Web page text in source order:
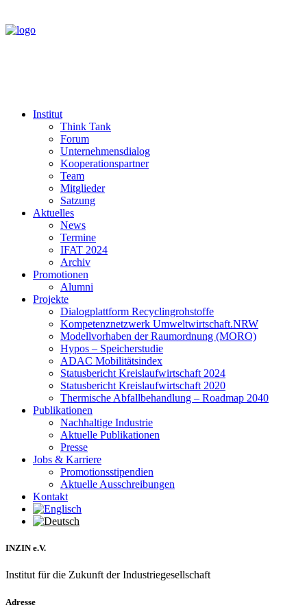
Institut
Think Tank
Forum
Unternehmensdialog
Kooperationspartner
Team
Mitglieder
Satzung
Aktuelles
News
Termine
IFAT 2024
Archiv
Promotionen
Alumni
Projekte
Dialogplattform Recyclingrohstoffe
Kompetenznetzwerk Umweltwirtschaft.NRW
Modellvorhaben der Raumordnung (MORO)
Hypos – Speicherstudie
ADAC Mobilitätsindex
Statusbericht Kreislaufwirtschaft 2024
Statusbericht Kreislaufwirtschaft 2020
Thermische Abfallbehandlung – Roadmap 2040
Publikationen
Nachhaltige Industrie
Aktuelle Publikationen
Presse
Jobs & Karriere
Promotionsstipendien
Aktuelle Ausschreibungen
Kontakt
INZIN e.V.
Institut für die Zukunft der Industriegesellschaft
Adresse